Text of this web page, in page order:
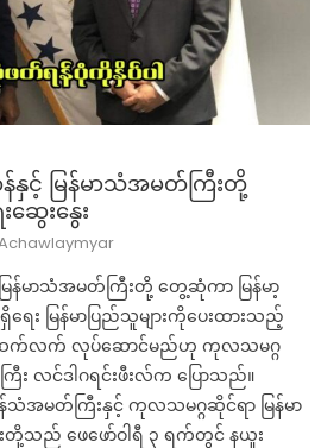
င့် မြန်မာသံအမတ်ကြီးတို့
ေးနွေး
Author
န်မာသံအမတ်ကြီးတို့ တွေ့ဆုံကာ မြန်မာ့
ေး မြန်မာပြည်သူများကိုပေးထားသည့်
လက် လုပ်ဆောင်မည်ဟု ကုလသမဂ္ဂ
လင်ဒါဂရင်းဖီးလ်က ပြောသည်။
မတ်ကြီးနှင့် ကုလသမဂ္ဂဆိုင်ရာ မြန်မာ
တို့သည် ဖေဖော်ဝါရီ ၃ ရက်တွင် နယူး